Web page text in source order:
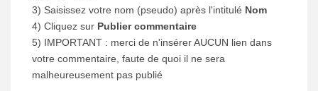
3) Saisissez votre nom (pseudo) après l'intitulé Nom
4) Cliquez sur Publier commentaire
5) IMPORTANT : merci de n'insérer AUCUN lien dans
votre commentaire, faute de quoi il ne sera
malheureusement pas publié